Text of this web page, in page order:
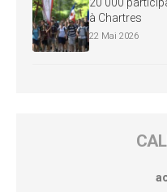
à Chartres
22 Mai 2026